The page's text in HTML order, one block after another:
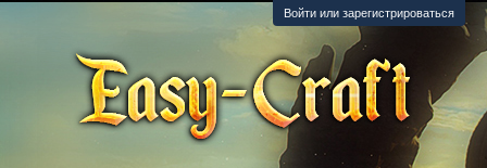
Войти или зарегистрироваться